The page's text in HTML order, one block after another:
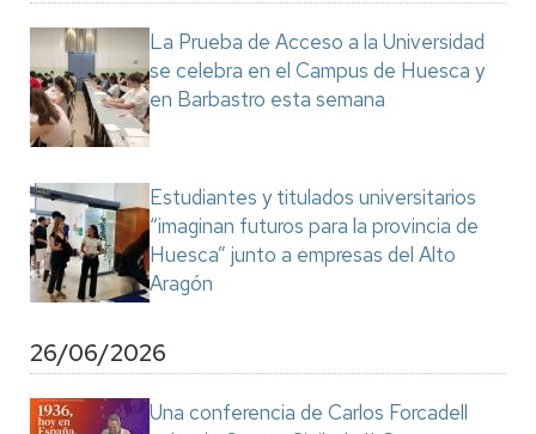
La Prueba de Acceso a la Universidad
se celebra en el Campus de Huesca y
en Barbastro esta semana
Estudiantes y titulados universitarios
“imaginan futuros para la provincia de
Huesca” junto a empresas del Alto
Aragón
26/06/2026
Una conferencia de Carlos Forcadell